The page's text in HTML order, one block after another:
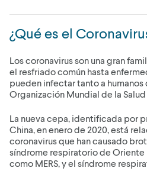
¿Qué es el
Los coronavirus son una gran
el resfriado común hasta
pueden infectar tanto a humanos
Organización Mundial de la Salud
La nueva cepa, identificada por
China, en enero de 2020, está
coronavirus que han causado
síndrome respiratorio de
como MERS, y el síndrome